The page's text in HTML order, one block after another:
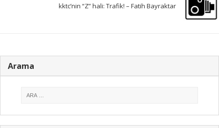
kktc’nin “Z” hali: Trafik! – Fatih Bayraktar
Arama